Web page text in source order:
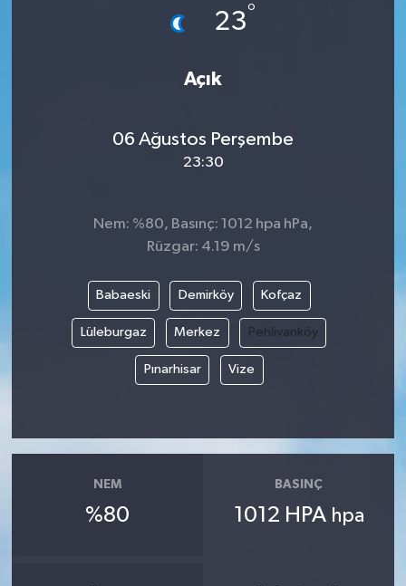
23°
Açık
06 Ağustos Perşembe
23:30
Nem: %80, Basınç: 1012 hpa hPa,
Rüzgar: 4.19 m/s
Babaeski Demirköy Kofçaz
Lüleburgaz Merkez Pehlivanköy
Pınarhisar Vize
NEM
%80
BASINÇ
1012 HPA hpa